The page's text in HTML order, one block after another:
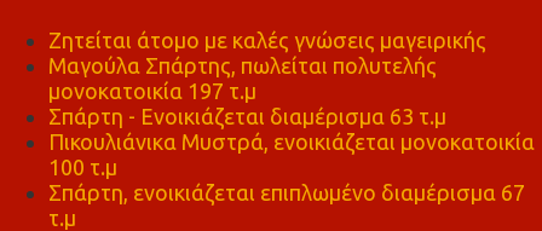
Ζητείται άτομο με καλές γνώσεις μαγειρικής
Μαγούλα Σπάρτης, πωλείται πολυτελής
μονοκατοικία 197 τ.μ
Σπάρτη - Ενοικιάζεται διαμέρισμα 63 τ.μ
Πικουλιάνικα Μυστρά, ενοικιάζεται μονοκατοικία
100 τ.μ
Σπάρτη, ενοικιάζεται επιπλωμένο διαμέρισμα 67
τ.μ